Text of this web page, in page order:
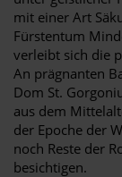
mit einer Art
Fürstentum
verleibt sich die
An prägnanten
Dom St.
aus dem
der Epoche der
noch Reste der
besichtigen.